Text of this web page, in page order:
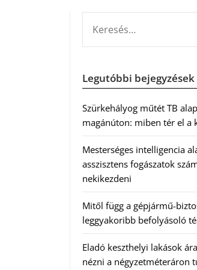
Legutóbbi bejegyzések
Szürkehályog műtét TB
magánúton: miben tér el a
Mesterséges intelligencia
asszisztens fogászatok
nekikezdeni
Mitől függ a gépjármű-
leggyakoribb befolyásoló
Eladó keszthelyi lakások
nézni a négyzetméteráron